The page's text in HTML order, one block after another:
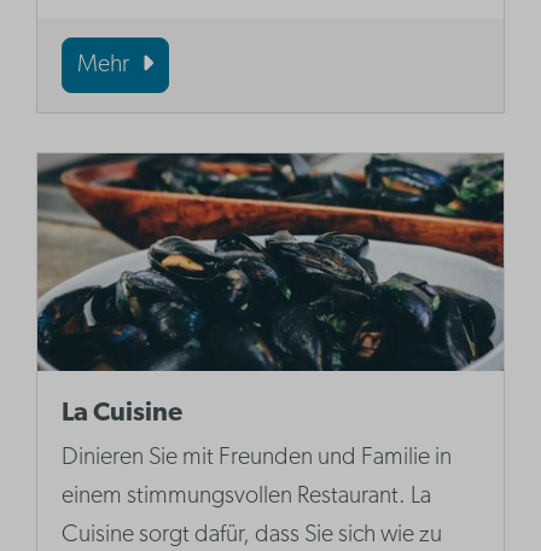
Mehr
La Cuisine
Dinieren Sie mit Freunden und Familie in
einem stimmungsvollen Restaurant. La
Cuisine sorgt dafür, dass Sie sich wie zu